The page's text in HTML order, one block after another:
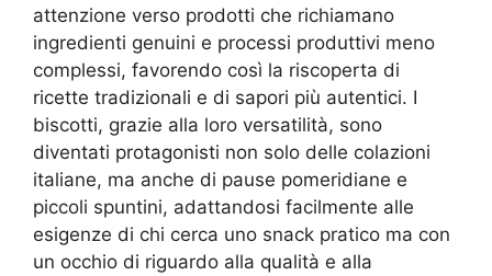
attenzione verso prodotti che richiamano
ingredienti genuini e processi produttivi meno
complessi, favorendo così la riscoperta di
ricette tradizionali e di sapori più autentici. I
biscotti, grazie alla loro versatilità, sono
diventati protagonisti non solo delle colazioni
italiane, ma anche di pause pomeridiane e
piccoli spuntini, adattandosi facilmente alle
esigenze di chi cerca uno snack pratico ma con
un occhio di riguardo alla qualità e alla